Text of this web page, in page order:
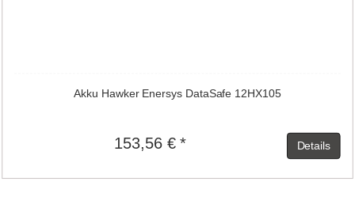
Akku Hawker Enersys DataSafe 12HX105
153,56 € * Details